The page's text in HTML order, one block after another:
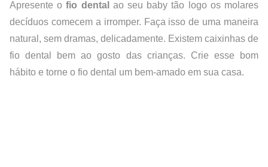
Apresente o fio dental ao seu baby tão logo os molares
decíduos comecem a irromper. Faça isso de uma maneira
natural, sem dramas, delicadamente. Existem caixinhas de
fio dental bem ao gosto das crianças. Crie esse bom
hábito e torne o fio dental um bem-amado em sua casa.